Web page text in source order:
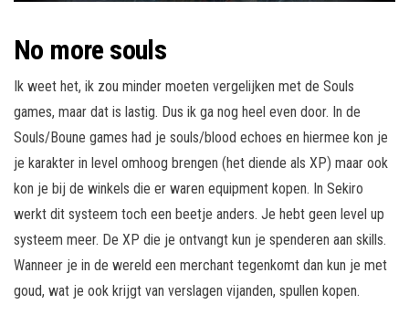
No more souls
Ik weet het, ik zou minder moeten vergelijken met de Souls
games, maar dat is lastig. Dus ik ga nog heel even door. In de
Souls/Boune games had je souls/blood echoes en hiermee kon je
je karakter in level omhoog brengen (het diende als XP) maar ook
kon je bij de winkels die er waren equipment kopen. In Sekiro
werkt dit systeem toch een beetje anders. Je hebt geen level up
systeem meer. De XP die je ontvangt kun je spenderen aan skills.
Wanneer je in de wereld een merchant tegenkomt dan kun je met
goud, wat je ook krijgt van verslagen vijanden, spullen kopen.